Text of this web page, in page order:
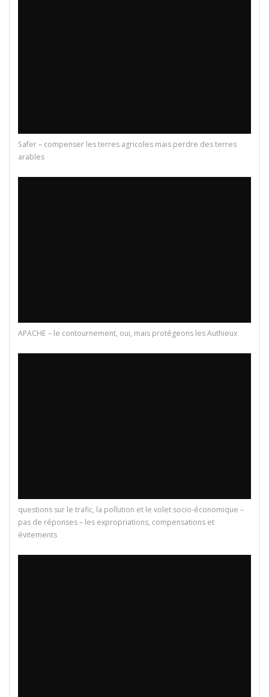
Safer – compenser les terres agricoles mais perdre des terres
arables
APACHE – le contournement, oui, mais protégeons les Authieux
questions sur le trafic, la pollution et le volet socio-économique –
pas de réponses – les expropriations, compensations et
évitements